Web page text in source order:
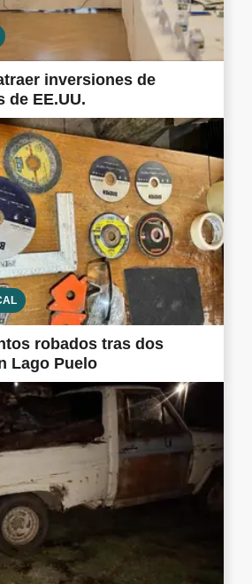
inversiones de
de EE.UU.
robados tras dos
Lago Puelo